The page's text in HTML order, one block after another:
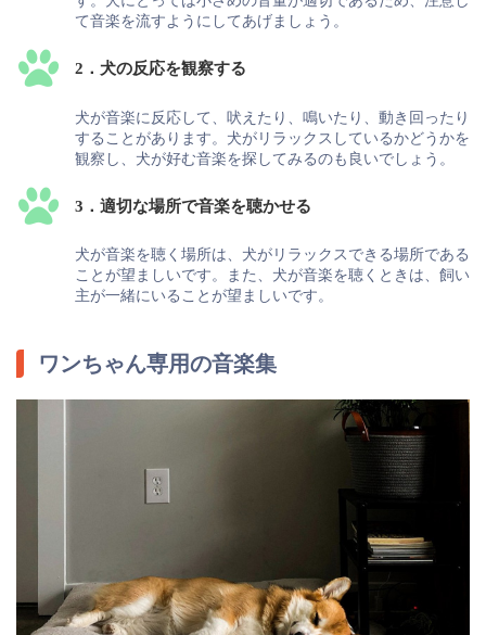
て音楽を流すようにしてあげましょう。
2．犬の反応を観察する
犬が音楽に反応して、吠えたり、鳴いたり、動き回ったり
することがあります。犬がリラックスしているかどうかを
観察し、犬が好む音楽を探してみるのも良いでしょう。
3．適切な場所で音楽を聴かせる
犬が音楽を聴く場所は、犬がリラックスできる場所である
ことが望ましいです。また、犬が音楽を聴くときは、飼い
主が一緒にいることが望ましいです。
ワンちゃん専用の音楽集